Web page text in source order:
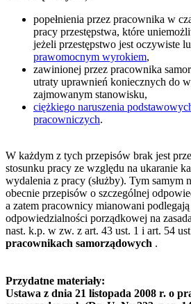
popełnienia przez pracownika w
pracy przestępstwa, które
jeżeli przestępstwo jest oczywiste
prawomocnym wyrokiem,
zawinionej przez pracownika
utraty uprawnień koniecznych do
zajmowanym stanowisku,
ciężkiego naruszenia
pracowniczych.
W każdym z tych przepisów brak jest
stosunku pracy ze względu na ukaranie
wydalenia z pracy (służby). Tym samym
obecnie przepisów o szczególnej
a zatem pracownicy mianowani
odpowiedzialności porządkowej na
nast. k.p. w zw. z art. 43 ust. 1 i art. 54
pracownikach samorządowych .
Przydatne materiały:
Ustawa z dnia 21 listopada 2008 r. o